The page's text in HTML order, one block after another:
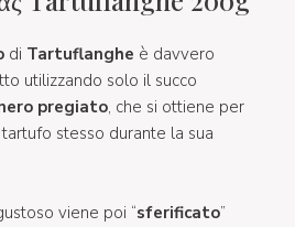
di Tartuflanghe è davvero
utilizzando solo il succo
pregiato, che si ottiene per
stesso durante la sua
viene poi “sferificato”